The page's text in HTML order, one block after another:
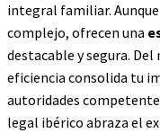
integral familiar.
complejo, ofrecen una
destacable y segura.
eficiencia consolida tu
autoridades
legal ibérico abraza el